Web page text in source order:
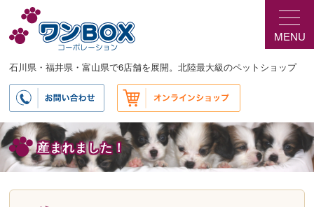
ン
ン
ツ
へ
移
動
MENU
石川県・福井県・富山県で6店舗を展開。北陸最大級のペットショップ
産まれました！